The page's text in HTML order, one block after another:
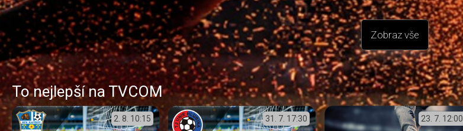
Zobraz vše
To nejlepší na TVCOM
2. 8. 10:15 31. 7. 17:30 23. 7. 12:00